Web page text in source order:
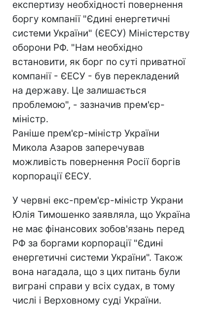
експертизу необхідності повернення
боргу компанії "Єдині енергетичні
системи України" (ЄЕСУ) Міністерству
оборони РФ. "Нам необхідно
встановити, як борг по суті приватної
компанії - ЄЕСУ - був перекладений
на державу. Це залишається
проблемою", - зазначив прем'єр-
міністр.
Раніше прем'єр-міністр України
Микола Азаров заперечував
можливість повернення Росії боргів
корпорації ЄЕСУ.
У червні екс-прем'єр-міністр Украни
Юлія Тимошенко заявляла, що Україна
не має фінансових зобов'язань перед
РФ за боргами корпорації "Єдині
енергетичні системи України". Також
вона нагадала, що з цих питань були
виграні справи у всіх судах, в тому
числі і Верховному суді України.